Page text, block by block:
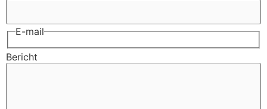
E-mail
Bericht